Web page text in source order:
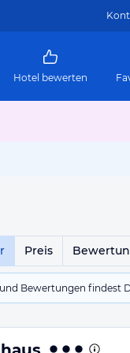
Hotel bewerten
Preis
Bewertungen findest